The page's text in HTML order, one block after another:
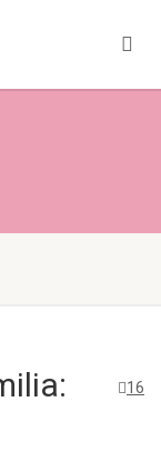
16